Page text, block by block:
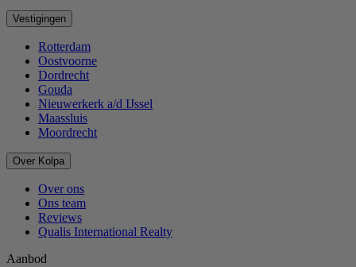
Vestigingen
Rotterdam
Oostvoorne
Dordrecht
Gouda
Nieuwerkerk a/d IJssel
Maassluis
Moordrecht
Over Kolpa
Over ons
Ons team
Reviews
Qualis International Realty
Aanbod